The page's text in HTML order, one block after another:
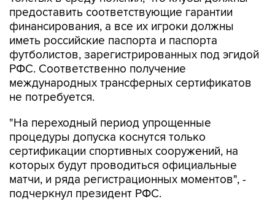
предоставить соответствующие гарантии
финансирования, а все их игроки должны
иметь российские паспорта и паспорта
футболистов, зарегистрированных под эгидой
РФС. Соответственно получение
международных трансферных сертификатов
не потребуется.
"На переходный период упрощенные
процедуры допуска коснутся только
сертификации спортивных сооружений, на
которых будут проводиться официальные
матчи, и ряда регистрационных моментов", -
подчеркнул президент РФС.